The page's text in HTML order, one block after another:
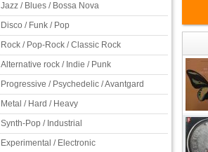
Jazz / Blues / Bossa Nova
Disco / Funk / Pop
Rock / Pop-Rock / Classic Rock
Alternative rock / Indie / Punk
Progressive / Psychedelic / Avantgard
Metal / Hard / Heavy
Synth-Pop / Industrial
Experimental / Electronic